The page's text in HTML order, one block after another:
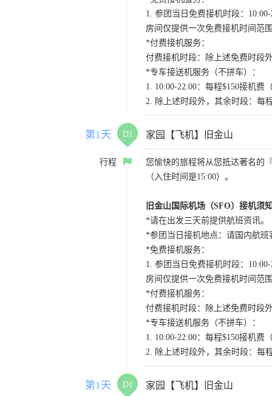
1. 参团当日免费接机时段：
房间仅提供一次免费接机时间范
*付费接机服务：
付费接机时段：除上述免费时段
*专车接送机服务（不拼车）：
1. 10:00-22:00：每程$150接机
2. 除上述时段外，其余时段：每
第1天 D1 家园【飞机】旧金山
行程
您愉快的旅程将从您抵达著名的
（入住时间是15:00）。
旧金山国际机场（SFO）接机须
*请在出发三天前提供航班资讯。
*参团当日接机地点：请国内航班
*免费接机服务：
1. 参团当日免费接机时段：
房间仅提供一次免费接机时间范
*付费接机服务：
付费接机时段：除上述免费时段
*专车接送机服务（不拼车）：
1. 10:00-22:00：每程$150接机
2. 除上述时段外，其余时段：每
第1天 D1 家园【飞机】旧金山